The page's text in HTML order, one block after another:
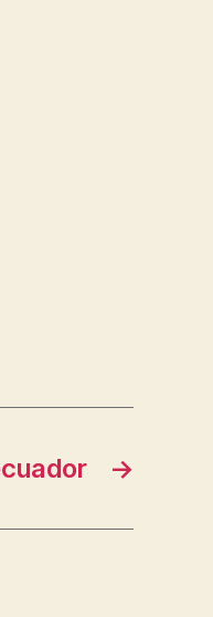
→